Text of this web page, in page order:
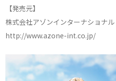
【発売元】
株式会社アゾンインターナショナル
http://www.azone-int.co.jp/